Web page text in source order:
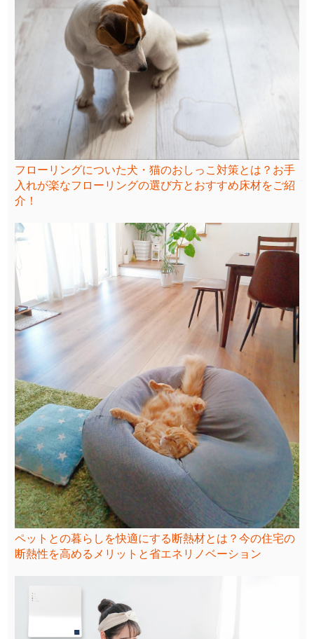
フローリングについた犬・猫のおしっこ対策とは？お手
入れが楽なフローリングの選び方とおすすめ床材をご紹
介！
ペットとの暮らしを快適にする断熱材とは？今の住宅の
断熱性を高めるメリットと省エネリノベーション